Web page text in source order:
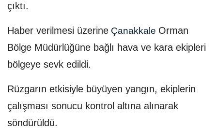
çıktı.
Haber verilmesi üzerine Çanakkale Orman
Bölge Müdürlüğüne bağlı hava ve kara ekipleri
bölgeye sevk edildi.
Rüzgarın etkisiyle büyüyen yangın, ekiplerin
çalışması sonucu kontrol altına alınarak
söndürüldü.